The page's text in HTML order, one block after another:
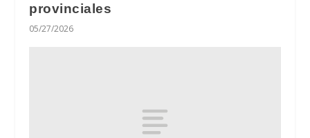
provinciales
05/27/2026